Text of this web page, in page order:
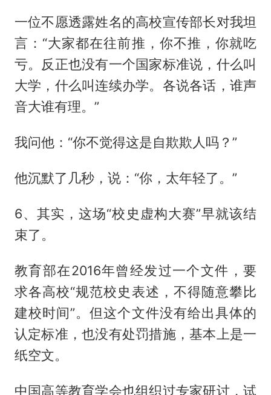
一位不愿透露姓名的高校宣传部长对我坦
言：“大家都在往前推，你不推，你就吃
亏。反正也没有一个国家标准说，什么叫
大学，什么叫连续办学。各说各话，谁声
音大谁有理。”
我问他：“你不觉得这是自欺欺人吗？”
他沉默了几秒，说：“你，太年轻了。”
6、其实，这场“校史虚构大赛”早就该结
束了。
教育部在2016年曾经发过一个文件，要
求各高校“规范校史表述，不得随意攀比
建校时间”。但这个文件没有给出具体的
认定标准，也没有处罚措施，基本上是一
纸空文。
中国高等教育学会也组织过专家研讨，试